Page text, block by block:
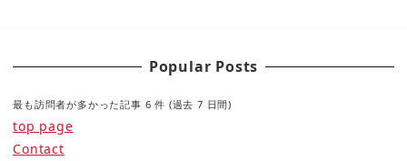
Popular Posts
最も訪問者が多かった記事 6 件 (過去 7 日間)
top page
Contact